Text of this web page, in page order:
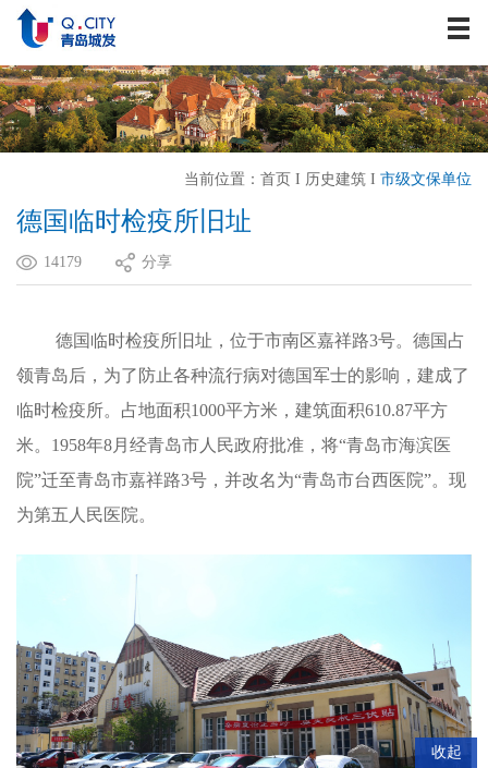
资讯中心
战略发展
业务板块
历史建筑
企业文化
收起
当前位置： 首页 I 历史建筑 I 市级文保单位
德国临时检疫所旧址
14179 分享
德国临时检疫所旧址，位于市南区嘉祥路3号。德国占
领青岛后，为了防止各种流行病对德国军士的影响，建成了
临时检疫所。占地面积1000平方米，建筑面积610.87平方
米。1958年8月经青岛市人民政府批准，将“青岛市海滨医
院”迁至青岛市嘉祥路3号，并改名为“青岛市台西医院”。现
为第五人民医院。